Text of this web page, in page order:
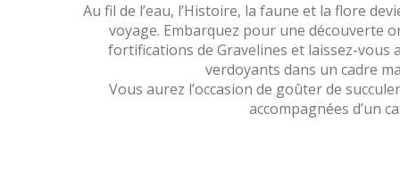
Au fil de l’eau, l’Histoire, la faune et la flore
voyage. Embarquez pour une découverte
fortifications de Gravelines et laissez-vous
verdoyants dans un cadre
Vous aurez l’occasion de goûter de
accompagnées d’un